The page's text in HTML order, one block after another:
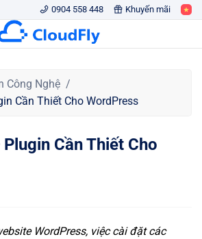
0904 558 448 Khuyến mãi
Công Nghệ
Cần Thiết Cho WordPress
Cần Thiết Cho
WordPress, việc cài đặt các